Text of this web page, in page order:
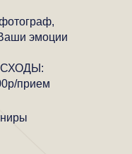
эмоции
прием